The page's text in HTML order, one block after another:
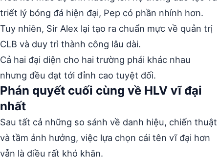
triết lý bóng đá hiện đại, Pep có phần nhỉnh hơn.
Tuy nhiên, Sir Alex lại tạo ra chuẩn mực về quản trị
CLB và duy trì thành công lâu dài.
Cả hai đại diện cho hai trường phái khác nhau
nhưng đều đạt tới đỉnh cao tuyệt đối.
Phán quyết cuối cùng về HLV vĩ đại
nhất
Sau tất cả những so sánh về danh hiệu, chiến thuật
và tầm ảnh hưởng, việc lựa chọn cái tên vĩ đại hơn
vẫn là điều rất khó khăn.